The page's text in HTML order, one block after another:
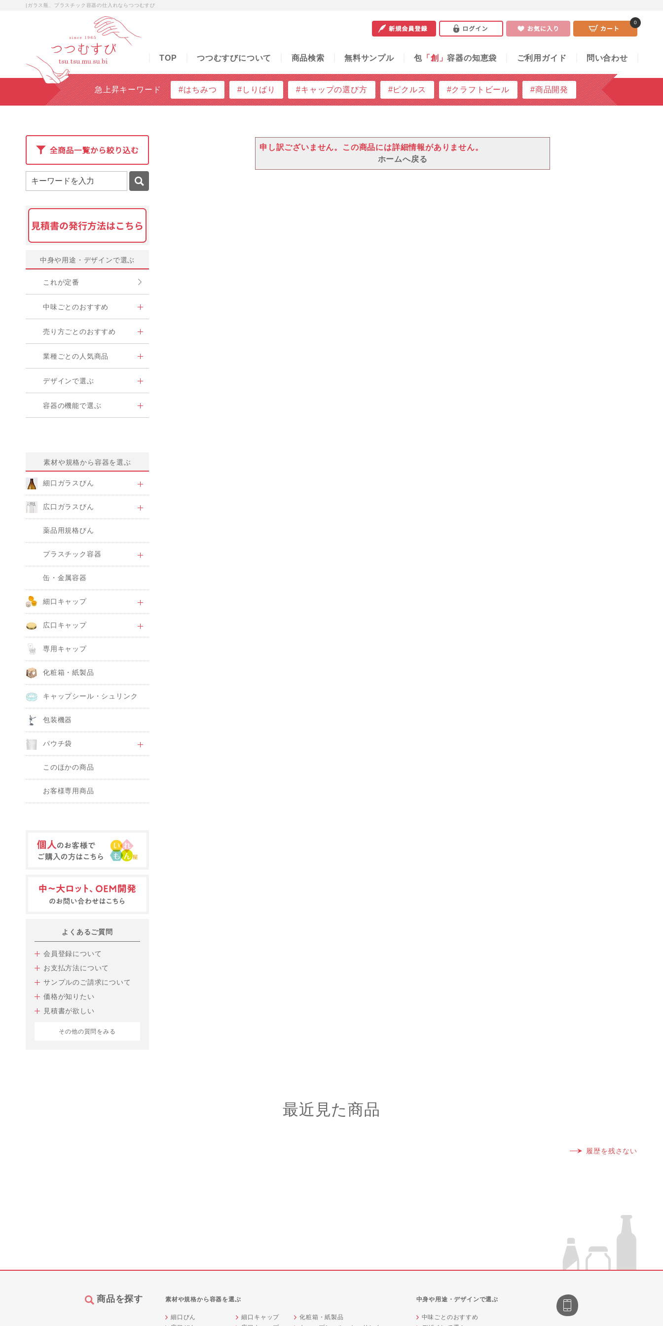
|ガラス瓶、プラスチック容器の仕入れならつつむすび
TOP つつむすびについて 商品検索 無料サンプル 包 「創」容器の知恵袋 ご利用ガイド 問い合わせ
0
急上昇キーワード #はちみつ #しりばり #キャップの選び方 #ピクルス #クラフトビール #商品開発
つつむすびについて ご利用ガイド 問い合わせ
申し訳ございません。この商品には詳細情報がありません。
ホームへ戻る
中身や用途・デザインで選ぶ
これが定番
中味ごとのおすすめ
売り方ごとのおすすめ
業種ごとの人気商品
デザインで選ぶ
容器の機能で選ぶ
素材や規格から容器を選ぶ
細口ガラスびん
広口ガラスびん
薬品用規格びん
プラスチック容器
缶・金属容器
細口キャップ
広口キャップ
専用キャップ
化粧箱・紙製品
キャップシール・シュリンク
包装機器
パウチ袋
このほかの商品
お客様専用商品
よくあるご質問
会員登録について
お支払方法について
サンプルのご請求について
価格が知りたい
見積書が欲しい
その他の質問をみる
最近見た商品
履歴を残さない
商品を探す 素材や規格から容器を選ぶ
細口びん
細口キャップ
化粧箱・紙製品
中身や用途・デザインで選ぶ
中味ごとのおすすめ